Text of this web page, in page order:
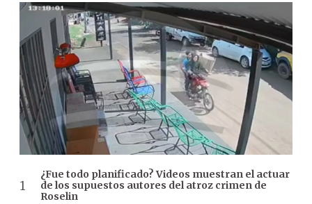
¿Fue todo planificado? Videos muestran el actuar
de los supuestos autores del atroz crimen de
Roselin